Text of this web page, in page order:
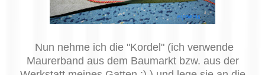
Nun nehme ich die "Kordel" (ich verwende
Maurerband aus dem Baumarkt bzw. aus der